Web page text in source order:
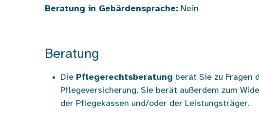
Beratung in Gebärdensprache: Nein
Beratung
Die Pflegerechtsberatung berät Sie zu Fragen
Pflegeversicherung. Sie berät außerdem zum
der Pflegekassen und/oder der Leistungsträger.